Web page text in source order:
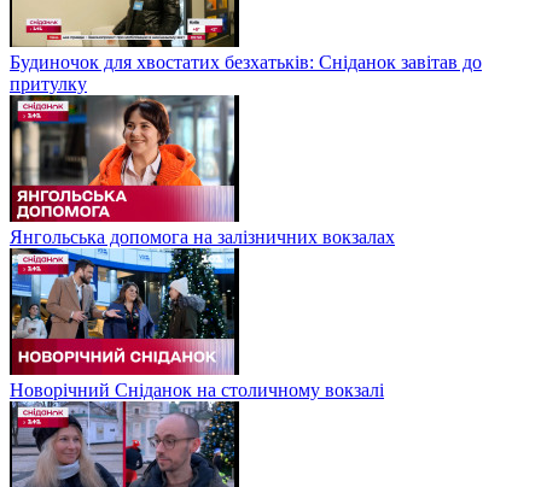
Будиночок для хвостатих безхатьків: Сніданок завітав до
притулку
Янгольська допомога на залізничних вокзалах
Новорічний Сніданок на столичному вокзалі